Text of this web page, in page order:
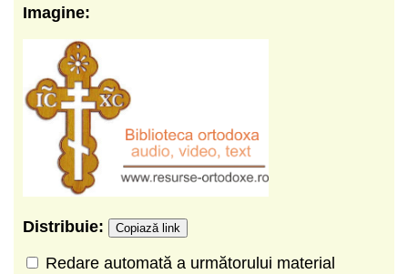
Imagine:
Distribuie: Copiază link
Redare automată a următorului material